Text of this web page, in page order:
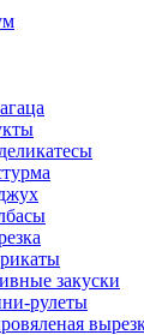
закуски
рулеты